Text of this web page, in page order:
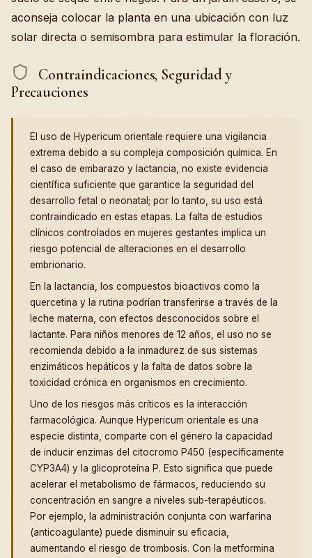
aconseja colocar la planta en una ubicación con luz
solar directa o semisombra para estimular la floración.
Contraindicaciones, Seguridad y
Precauciones
El uso de Hypericum orientale requiere una vigilancia
extrema debido a su compleja composición química. En
el caso de embarazo y lactancia, no existe evidencia
científica suficiente que garantice la seguridad del
desarrollo fetal o neonatal; por lo tanto, su uso está
contraindicado en estas etapas. La falta de estudios
clínicos controlados en mujeres gestantes implica un
riesgo potencial de alteraciones en el desarrollo
embrionario.
En la lactancia, los compuestos bioactivos como la
quercetina y la rutina podrían transferirse a través de la
leche materna, con efectos desconocidos sobre el
lactante. Para niños menores de 12 años, el uso no se
recomienda debido a la inmadurez de sus sistemas
enzimáticos hepáticos y la falta de datos sobre la
toxicidad crónica en organismos en crecimiento.
Uno de los riesgos más críticos es la interacción
farmacológica. Aunque Hypericum orientale es una
especie distinta, comparte con el género la capacidad
de inducir enzimas del citocromo P450 (específicamente
CYP3A4) y la glicoproteína P. Esto significa que puede
acelerar el metabolismo de fármacos, reduciendo su
concentración en sangre a niveles sub-terapéuticos.
Por ejemplo, la administración conjunta con warfarina
(anticoagulante) puede disminuir su eficacia,
aumentando el riesgo de trombosis. Con la metformina